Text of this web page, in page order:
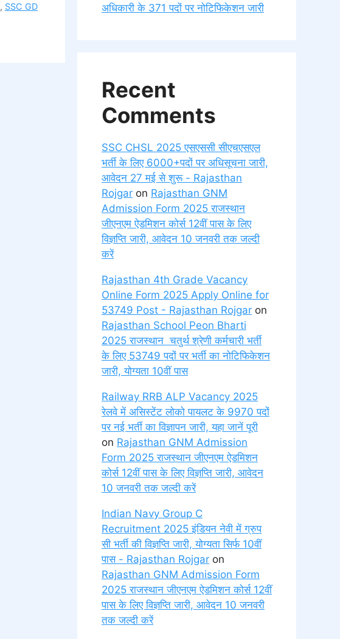
, SSC GD
अधिकारी के 371 पदों पर नोटिफिकेशन जारी
Recent
Comments
SSC CHSL 2025 एसएससी सीएचएसएल
भर्ती के लिए 6000+पदों पर अधिसूचना जारी,
आवेदन 27 मई से शुरू - Rajasthan
Rojgar on Rajasthan GNM
Admission Form 2025 राजस्थान
जीएनएम ऐडमिशन कोर्स 12वीं पास के लिए
विज्ञप्ति जारी, आवेदन 10 जनवरी तक जल्दी
करें
Rajasthan 4th Grade Vacancy
Online Form 2025 Apply Online for
53749 Post - Rajasthan Rojgar on
Rajasthan School Peon Bharti
2025 राजस्थान चतुर्थ श्रेणी कर्मचारी भर्ती
के लिए 53749 पदों पर भर्ती का नोटिफिकेशन
जारी, योग्यता 10वीं पास
Railway RRB ALP Vacancy 2025
रेलवे में असिस्टेंट लोको पायलट के 9970 पदों
पर नई भर्ती का विज्ञापन जारी, यहा जानें पूरी
on Rajasthan GNM Admission
Form 2025 राजस्थान जीएनएम ऐडमिशन
कोर्स 12वीं पास के लिए विज्ञप्ति जारी, आवेदन
10 जनवरी तक जल्दी करें
Indian Navy Group C
Recruitment 2025 इंडियन नेवी में ग्रुप
सी भर्ती की विज्ञप्ति जारी, योग्यता सिर्फ 10वीं
पास - Rajasthan Rojgar on
Rajasthan GNM Admission Form
2025 राजस्थान जीएनएम ऐडमिशन कोर्स 12वीं
पास के लिए विज्ञप्ति जारी, आवेदन 10 जनवरी
तक जल्दी करें